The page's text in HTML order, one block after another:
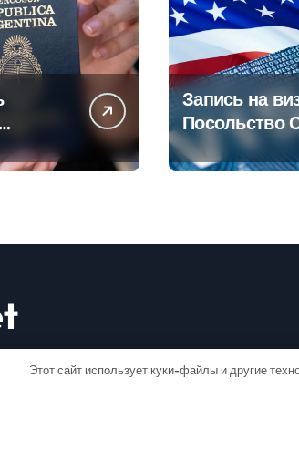
Запись на
Посольство
Пошаговое
руководство
Этот сайт использует куки-файлы и другие